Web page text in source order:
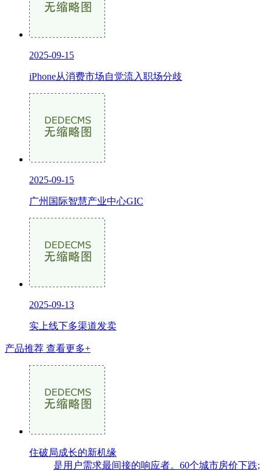
2025-09-15
iPhone从消费市场自觉流入职场分歧
2025-09-15
广州国际智慧产业中心GIC
2025-09-13
实上线下多渠道发卖
产品推荐 查看更多+
住破局成长的新机缘
是用户需求最间接的响应者。60个城市房价下跌;